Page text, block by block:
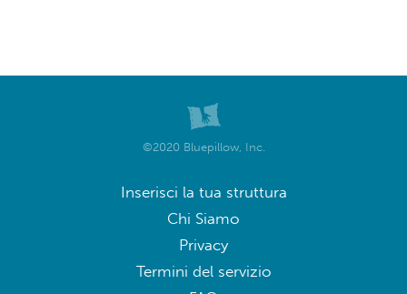
Otaru
Rebun
Rusutsu
Sapporo
Sounkyo
Tomakomai
Tomamu